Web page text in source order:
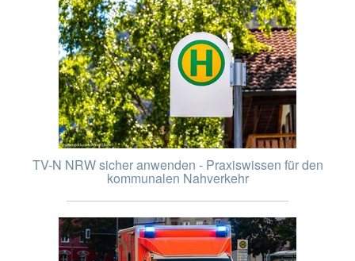
TV-N NRW sicher anwenden - Praxiswissen für den
kommunalen Nahverkehr